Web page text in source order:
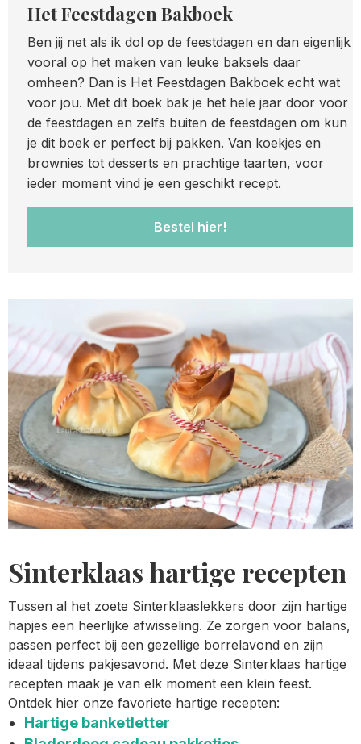
Het Feestdagen Bakboek
Ben jij net als ik dol op de feestdagen en dan eigenlijk
vooral op het maken van leuke baksels daar
omheen? Dan is Het Feestdagen Bakboek echt wat
voor jou. Met dit boek bak je het hele jaar door voor
de feestdagen en zelfs buiten de feestdagen om kun
je dit boek er perfect bij pakken. Van koekjes en
brownies tot desserts en prachtige taarten, voor
ieder moment vind je een geschikt recept.
Bestel hier!
Sinterklaas hartige recepten
Tussen al het zoete Sinterklaaslekkers door zijn hartige
hapjes een heerlijke afwisseling. Ze zorgen voor balans,
passen perfect bij een gezellige borrelavond en zijn
ideaal tijdens pakjesavond. Met deze Sinterklaas hartige
recepten maak je van elk moment een klein feest.
Ontdek hier onze favoriete hartige recepten:
Hartige banketletter